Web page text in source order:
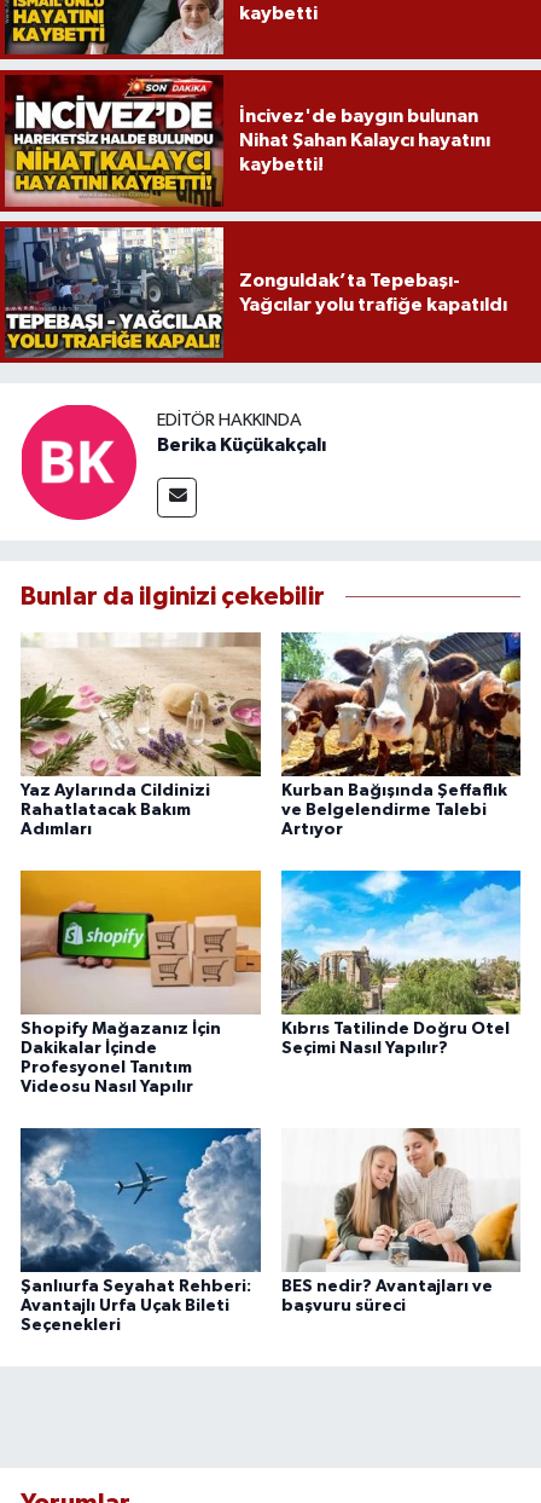
kaybetti
İncivez'de baygın bulunan
Nihat Şahan Kalaycı hayatını
kaybetti!
Zonguldak’ta Tepebaşı-
Yağcılar yolu trafiğe kapatıldı
EDITÖR HAKKINDA
Berika Küçükakçalı
Bunlar da ilginizi çekebilir
Yaz Aylarında Cildinizi
Rahatlatacak Bakım
Adımları
Kurban Bağışında Şeffaflık
ve Belgelendirme Talebi
Artıyor
Shopify Mağazanız İçin
Dakikalar İçinde
Profesyonel Tanıtım
Videosu Nasıl Yapılır
Kıbrıs Tatilinde Doğru Otel
Seçimi Nasıl Yapılır?
Şanlıurfa Seyahat Rehberi:
Avantajlı Urfa Uçak Bileti
Seçenekleri
BES nedir? Avantajları ve
başvuru süreci